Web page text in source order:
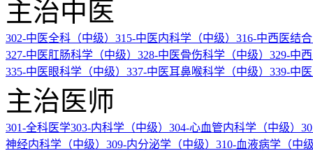
主治中医
302-中医全科（中级） 315-中医内科学（中级） 316-中西医结
327-中医肛肠科学（中级） 328-中医骨伤科学（中级） 329-中
335-中医眼科学（中级） 337-中医耳鼻喉科学（中级） 339-中
主治医师
301-全科医学303-内科学（中级） 304-心血管内科学（中级）
神经内科学（中级） 309-内分泌学（中级） 310-血液病学（中